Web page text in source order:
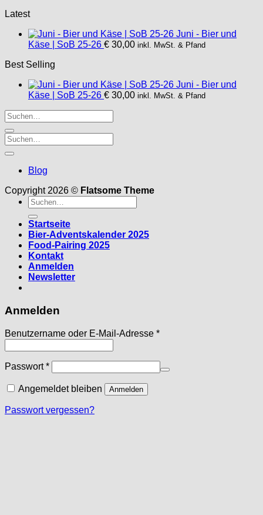
Latest
Juni - Bier und
Käse | SoB 25-26 € 30,00 inkl. MwSt. & Pfand
Best Selling
Juni - Bier und
Käse | SoB 25-26 € 30,00 inkl. MwSt. & Pfand
Blog
Copyright 2026 © Flatsome Theme
Suche
nach:
Startseite
Bier-Adventskalender 2025
Food-Pairing 2025
Kontakt
Anmelden
Newsletter
Anmelden
Benutzername oder E-Mail-Adresse *Erforderlich
Passwort*Erforderlich
Angemeldet bleiben Anmelden
Passwort vergessen?